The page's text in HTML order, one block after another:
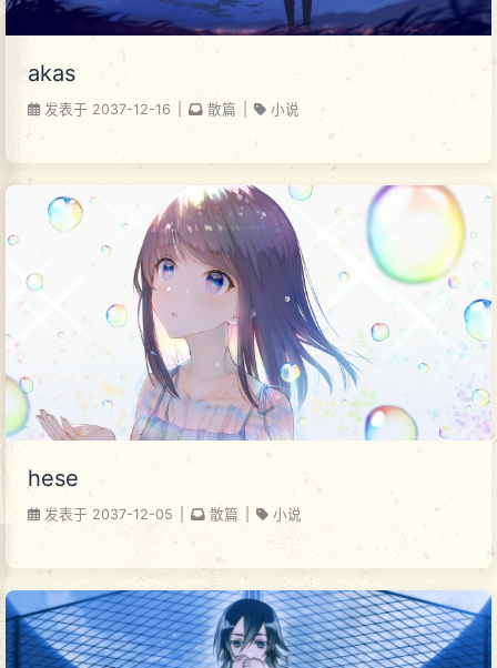
akas
发表于 2037-12-16 散篇 小说
hese
发表于 2037-12-05 散篇 小说